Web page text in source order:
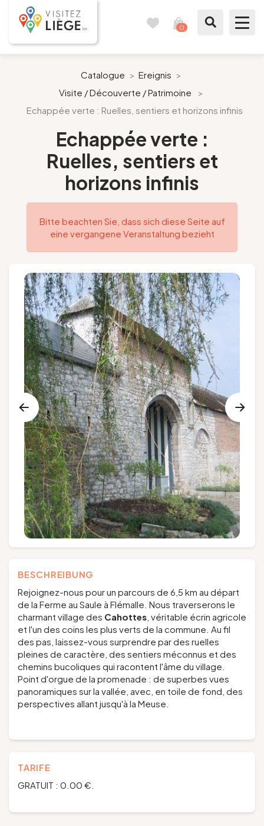
0
Wie ein Bürger von Lüttich
Meinen Aufenthalt vorbereiten
Unsere Vorschläge
Stadt Lüttich
Agenda
Folgen Sie uns
Presse
Gruppen und Reiseveranstalter
EN NL DE
Catalogue > Ereignis >
Visite / Découverte / Patrimoine
>
Echappée verte : Ruelles, sentiers et horizons infinis
Echappée verte :
Ruelles, sentiers et
horizons infinis
Bitte beachten Sie, dass sich diese Seite auf
eine vergangene Veranstaltung bezieht
BESCHREIBUNG
Rejoignez-nous pour un parcours de 6,5 km au départ
de la Ferme au Saule à Flémalle. Nous traverserons le
charmant village des Cahottes , véritable écrin agricole
et l'un des coins les plus verts de la commune. Au fil
des pas, laissez-vous surprendre par des ruelles
pleines de caractère, des sentiers méconnus et des
chemins bucoliques qui racontent l'âme du village.
Point d'orgue de la promenade : de superbes vues
panoramiques sur la vallée, avec, en toile de fond, des
perspectives allant jusqu'à la Meuse.
TARIFE
GRATUIT : 0.00 €.